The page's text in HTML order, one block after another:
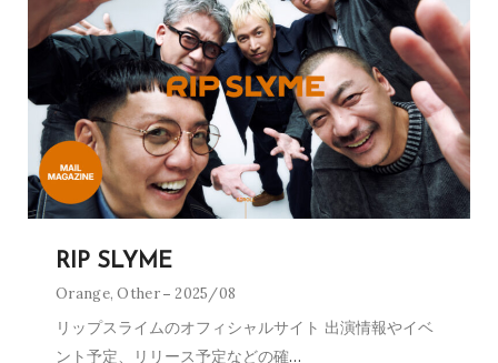
RIP SLYME
Orange,Other 2025/08
リップスライムのオフィシャルサイト 出演情報やイベ
ント予定、リリース予定などの確…